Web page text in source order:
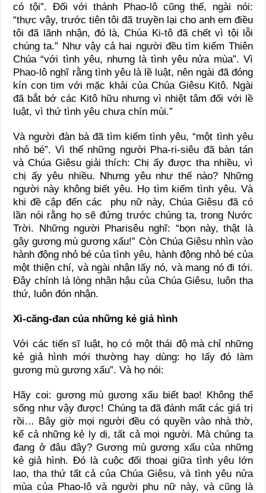
có tội”. Đối với thánh Phao-lô cũng thế, ngài nói:
“thực vậy, trước tiên tôi đã truyền lại cho anh em điều
tôi đã lãnh nhận, đó là, Chúa Ki-tô đã chết vì tội lỗi
chúng ta.” Như vậy cả hai người đều tìm kiếm Thiên
Chúa “với tình yêu, nhưng là tình yêu nửa mùa”. Vì
Phao-lô nghĩ rằng tình yêu là lề luật, nên ngài đã đóng
kín con tim với mặc khải của Chúa Giêsu Kitô. Ngài
đã bắt bớ các Kitô hữu nhưng vì nhiệt tâm đối với lề
luật, vì thứ tình yêu chưa chín mùi.”
Và người đàn bà đã tìm kiếm tình yêu, “một tình yêu
nhỏ bé”. Vì thế những người Pha-ri-siêu đã bàn tán
và Chúa Giêsu giải thích: Chị ấy được tha nhiều, vì
chị ấy yêu nhiều. Nhưng yêu như thế nào? Những
người này không biết yêu. Họ tìm kiếm tình yêu. Và
khi đề cập đến các phụ nữ này, Chúa Giêsu đã có
lần nói rằng họ sẽ đứng trước chúng ta, trong Nước
Trời. Những người Pharisêu nghĩ: “bọn này, thật là
gây gương mù gương xấu!” Còn Chúa Giêsu nhìn vào
hành động nhỏ bé của tình yêu, hành động nhỏ bé của
một thiện chí, và ngài nhận lấy nó, và mang nó đi tới.
Đây chính là lòng nhân hậu của Chúa Giêsu, luôn tha
thứ, luôn đón nhận.
Xì-căng-đan của những kẻ giả hình
Với các tiến sĩ luật, họ có một thái độ mà chỉ những
kẻ giả hình mới thường hay dùng: họ lấy đó làm
gương mù gương xấu”. Và họ nói:
Hãy coi: gương mù gương xấu biết bao! Không thể
sống như vậy được! Chúng ta đã đánh mất các giá trị
rồi… Bây giờ mọi người đều có quyền vào nhà thờ,
kể cả những kẻ ly dị, tất cả mọi người. Mà chúng ta
đang ở đâu đây? Gương mù gương xấu của những
kẻ giả hình. Đó là cuộc đối thoại giữa tình yêu lớn
lao, tha thứ tất cả của Chúa Giêsu, và tình yêu nửa
mùa của Phao-lô và người phụ nữ này, và cũng là